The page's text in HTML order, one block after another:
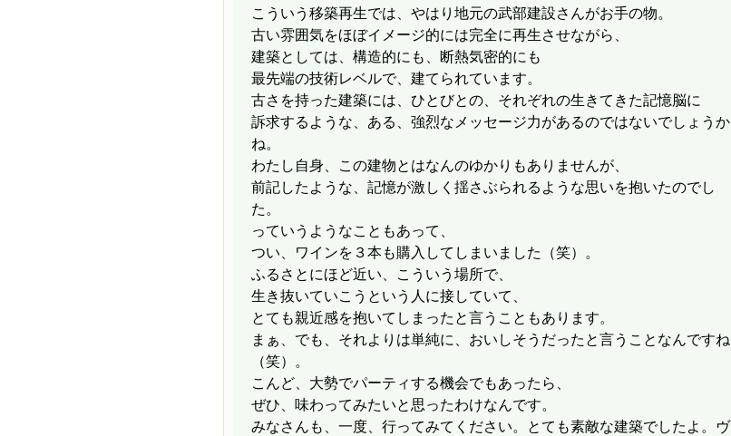
こういう移築再生では、やはり地元の武部建設さんがお手の物。
古い雰囲気をほぼイメージ的には完全に再生させながら、
建築としては、構造的にも、断熱気密的にも
最先端の技術レベルで、建てられています。
古さを持った建築には、ひとびとの、それぞれの生きてきた記憶脳に
訴求するような、ある、強烈なメッセージ力があるのではないでしょうか
ね。
わたし自身、この建物とはなんのゆかりもありませんが、
前記したような、記憶が激しく揺さぶられるような思いを抱いたのでし
た。
っていうようなこともあって、
つい、ワインを３本も購入してしまいました（笑）。
ふるさとにほど近い、こういう場所で、
生き抜いていこうという人に接していて、
とても親近感を抱いてしまったと言うこともあります。
まぁ、でも、それよりは単純に、おいしそうだったと言うことなんですね
（笑）。
こんど、大勢でパーティする機会でもあったら、
ぜひ、味わってみたいと思ったわけなんです。
みなさんも、一度、行ってみてください。とても素敵な建築でしたよ。ヴ